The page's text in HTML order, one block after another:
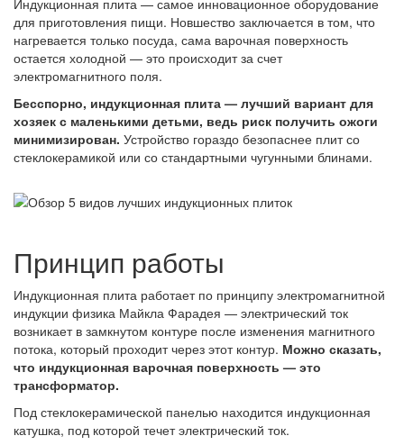
Индукционная плита — самое инновационное оборудование
для приготовления пищи. Новшество заключается в том, что
нагревается только посуда, сама варочная поверхность
остается холодной — это происходит за счет
электромагнитного поля.
Бесспорно, индукционная плита — лучший вариант для
хозяек с маленькими детьми, ведь риск получить ожоги
минимизирован. Устройство гораздо безопаснее плит со
стеклокерамикой или со стандартными чугунными блинами.
Принцип работы
Индукционная плита работает по принципу электромагнитной
индукции физика Майкла Фарадея — электрический ток
возникает в замкнутом контуре после изменения магнитного
потока, который проходит через этот контур. Можно сказать,
что индукционная варочная поверхность — это
трансформатор.
Под стеклокерамической панелью находится индукционная
катушка, под которой течет электрический ток.